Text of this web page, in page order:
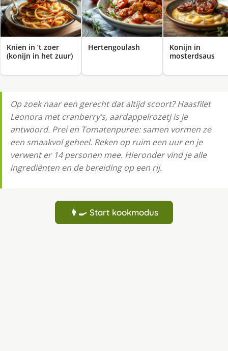
Knien in ’t zoer
(konijn in het zuur)
Hertengoulash
Konijn in
mosterdsaus
Op zoek naar een gerecht dat altijd scoort? Haasfilet
Leonora met cranberry’s, aardappelrozetj is je
antwoord. Prei en Tomatenpuree: samen vormen ze
een smaakvol geheel. Reken op ruim een uur en je
verwent er 14 personen mee. Hieronder vind je alle
ingrediënten en de bereiding op een rij.
👩‍🍳 Start kookmodus